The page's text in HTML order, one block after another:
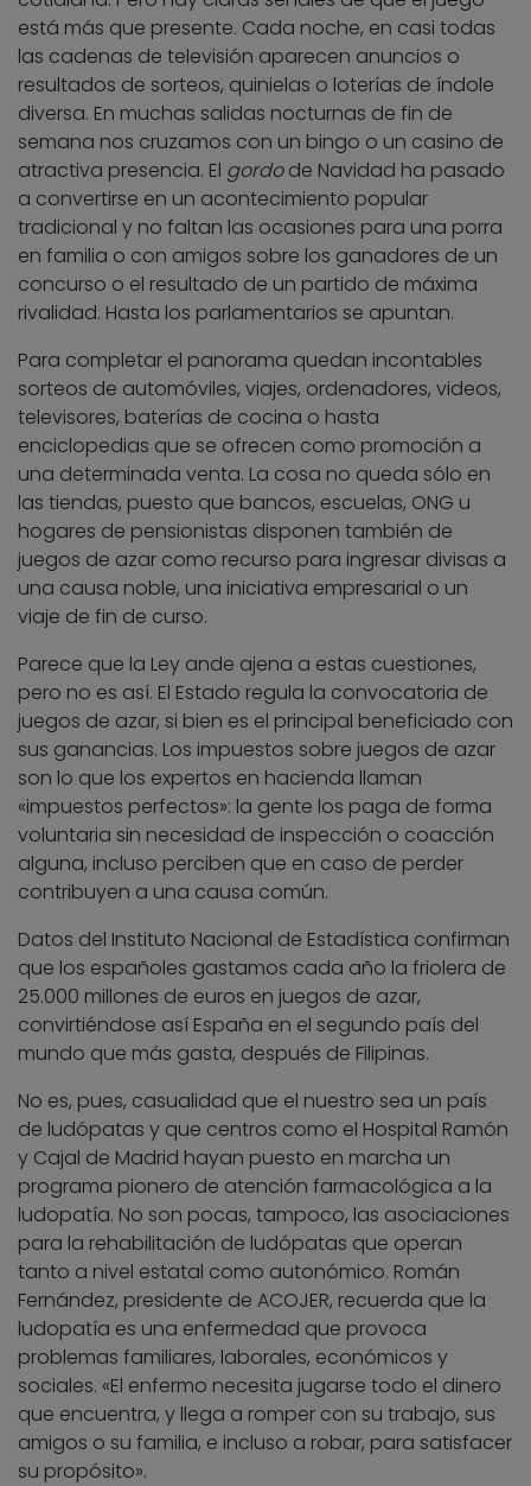
está más que presente. Cada noche, en casi todas
las cadenas de televisión aparecen anuncios o
resultados de sorteos, quinielas o loterías de índole
diversa. En muchas salidas nocturnas de fin de
semana nos cruzamos con un bingo o un casino de
atractiva presencia. El gordode Navidad ha pasado
a convertirse en un acontecimiento popular
tradicional y no faltan las ocasiones para una porra
en familia o con amigos sobre los ganadores de un
concurso o el resultado de un partido de máxima
rivalidad. Hasta los parlamentarios se apuntan.
Para completar el panorama quedan incontables
sorteos de automóviles, viajes, ordenadores, videos,
televisores, baterías de cocina o hasta
enciclopedias que se ofrecen como promoción a
una determinada venta. La cosa no queda sólo en
las tiendas, puesto que bancos, escuelas, ONG u
hogares de pensionistas disponen también de
juegos de azar como recurso para ingresar divisas a
una causa noble, una iniciativa empresarial o un
viaje de fin de curso.
Parece que la Ley ande ajena a estas cuestiones,
pero no es así. El Estado regula la convocatoria de
juegos de azar, si bien es el principal beneficiado con
sus ganancias. Los impuestos sobre juegos de azar
son lo que los expertos en hacienda llaman
«impuestos perfectos»: la gente los paga de forma
voluntaria sin necesidad de inspección o coacción
alguna, incluso perciben que en caso de perder
contribuyen a una causa común.
Datos del Instituto Nacional de Estadística confirman
que los españoles gastamos cada año la friolera de
25.000 millones de euros en juegos de azar,
convirtiéndose así España en el segundo país del
mundo que más gasta, después de Filipinas.
No es, pues, casualidad que el nuestro sea un país
de ludópatas y que centros como el Hospital Ramón
y Cajal de Madrid hayan puesto en marcha un
programa pionero de atención farmacológica a la
ludopatía. No son pocas, tampoco, las asociaciones
para la rehabilitación de ludópatas que operan
tanto a nivel estatal como autonómico. Román
Fernández, presidente de ACOJER, recuerda que la
ludopatía es una enfermedad que provoca
problemas familiares, laborales, económicos y
sociales. «El enfermo necesita jugarse todo el dinero
que encuentra, y llega a romper con su trabajo, sus
amigos o su familia, e incluso a robar, para satisfacer
su propósito».